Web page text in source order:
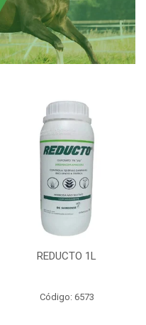
REDUCTO 1L
Código: 6573